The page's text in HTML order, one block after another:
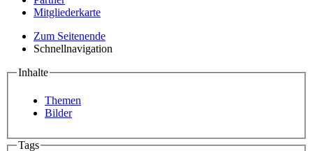
Mitgliederkarte
Zum Seitenende
Schnellnavigation
Inhalte
Themen
Bilder
Tags